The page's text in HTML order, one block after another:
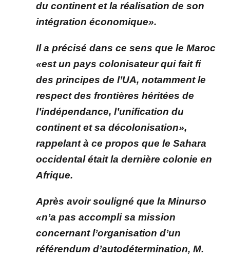
du continent et la réalisation de son
intégration économique».
Il a précisé dans ce sens que le Maroc
«est un pays colonisateur qui fait fi
des principes de l’UA, notamment le
respect des frontières héritées de
l’indépendance, l’unification du
continent et sa décolonisation»,
rappelant à ce propos que le Sahara
occidental était la dernière colonie en
Afrique.
Après avoir souligné que la Minurso
«n’a pas accompli sa mission
concernant l’organisation d’un
référendum d’autodétermination, M.